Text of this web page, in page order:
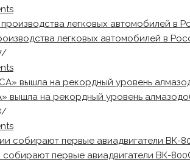
легковых автомобилей в
/
вышла на рекордный уровень
/
собирают первые авиадвигатели ВК-